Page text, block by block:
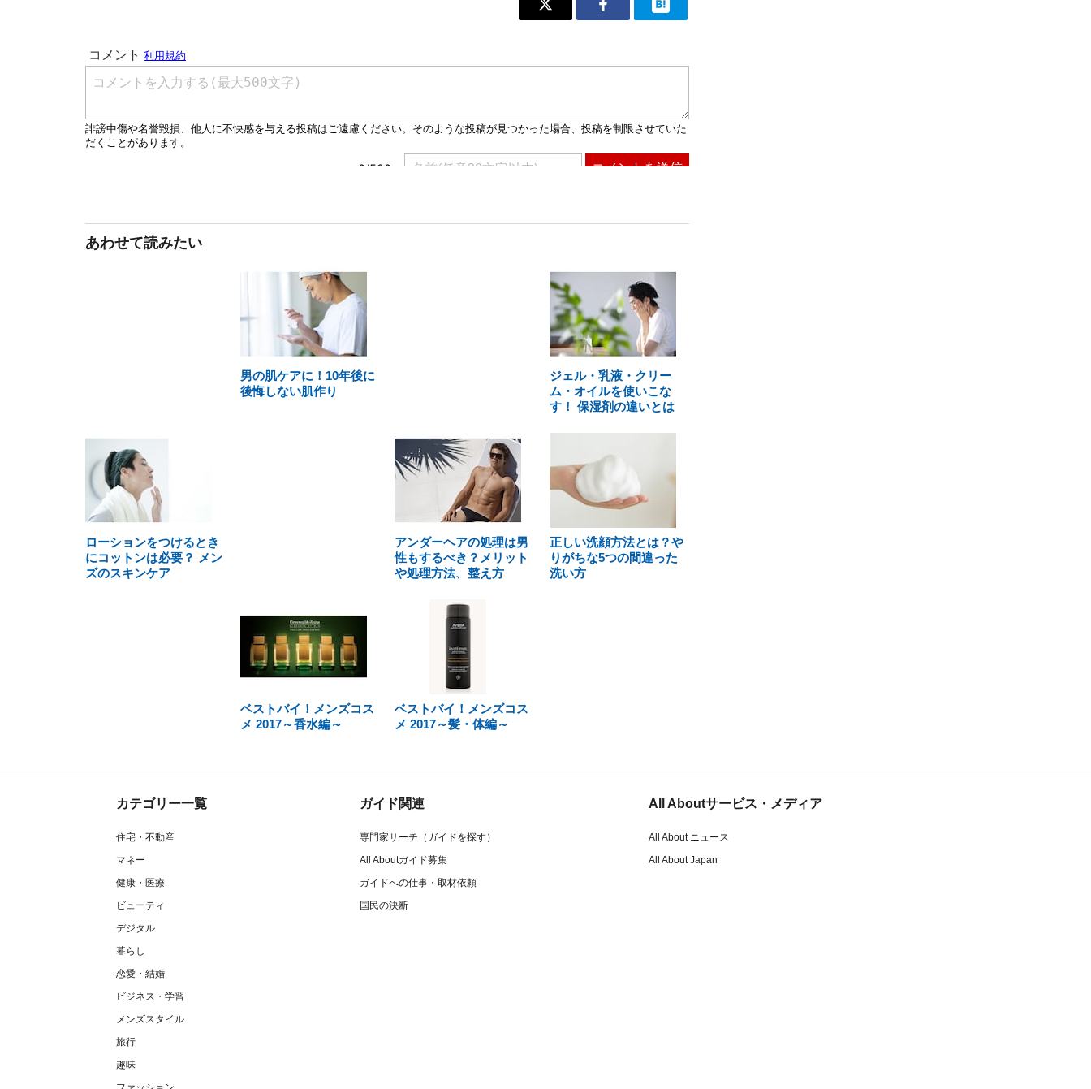
あわせて読みたい
男の肌ケアに！10年後に
後悔しない肌作り
ジェル・乳液・クリー
ム・オイルを使いこな
す！ 保湿剤の違いとは
ローションをつけるとき
にコットンは必要？ メン
ズのスキンケア
アンダーヘアの処理は男
性もするべき？メリット
や処理方法、整え方
正しい洗顔方法とは？や
りがちな5つの間違った
洗い方
ベストバイ！メンズコス
メ 2017～香水編～
ベストバイ！メンズコス
メ 2017～髪・体編～
カテゴリー一覧
住宅・不動産
マネー
健康・医療
ビューティ
デジタル
暮らし
恋愛・結婚
ビジネス・学習
メンズスタイル
旅行
趣味
ガイド関連
専門家サーチ（ガイドを探す）
All Aboutガイド募集
ガイドへの仕事・取材依頼
国民の決断
All Aboutサービス・メディア
All About ニュース
All About Japan